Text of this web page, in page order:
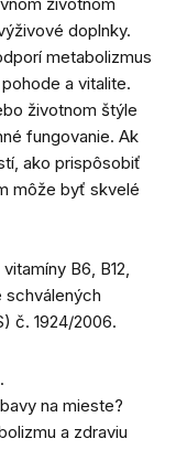
doplnky.
metabolizmus
a vitalite.
životnom štýle
fungovanie. Ak
ako prispôsobiť
môže byť skvelé
B6, B12,
schválených
č. 1924/2006.
na mieste?
a zdraviu